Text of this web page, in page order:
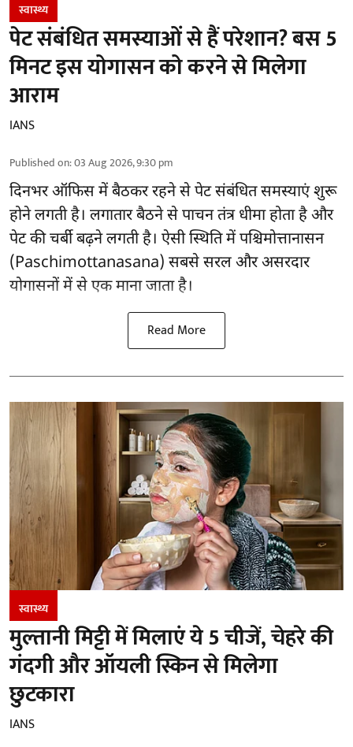
स्वास्थ्य
पेट संबंधित समस्याओं से हैं परेशान? बस 5
मिनट इस योगासन को करने से मिलेगा
आराम
IANS
Published on:03 Aug 2026, 9:30 pm
दिनभर ऑफिस में बैठकर रहने से पेट संबंधित समस्याएं शुरू
होने लगती है। लगातार बैठने से पाचन तंत्र धीमा होता है और
पेट की चर्बी बढ़ने लगती है। ऐसी स्थिति में पश्चिमोत्तानासन
(Paschimottanasana) सबसे सरल औरअसरदार
योगासनोंमें से एक माना जाता है।
Read More
स्वास्थ्य
मुल्तानी मिट्टी में मिलाएं ये 5 चीजें, चेहरे की
गंदगी और ऑयली स्किन से मिलेगा
छुटकारा
IANS